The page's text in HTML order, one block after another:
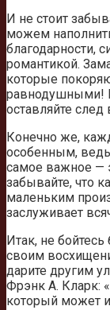
И не стоит
можем
благодарности,
романтикой.
которые
равнодушными!
оставляйте след
Конечно же,
особенным,
самое важное —
забывайте, что
маленьким
заслуживает
Итак, не
своим
дарите другим
Фрэнк А. Кларк:
который может